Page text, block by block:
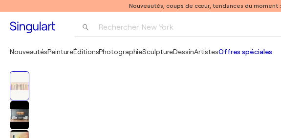
Nouveautés, coups de cœur, tendances du moment :
Rechercher New York
NouveautésPeintureÉditionsPhotographieSculptureDessinArtistesOffres spéciales